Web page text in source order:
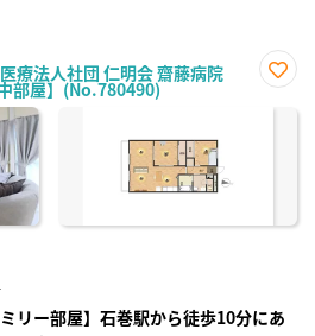
療法人社団 仁明会 齋藤病院
部屋】(No.780490)
に入
リー部屋】石巻駅から徒歩10分にあ